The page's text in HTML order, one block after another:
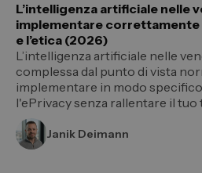
L’intelligenza artificiale nelle
implementare correttamente
e l’etica (2026)
L’intelligenza artificiale nelle
complessa dal punto di vista
implementare in modo specifico
l'ePrivacy senza rallentare il tuo
Janik Deimann